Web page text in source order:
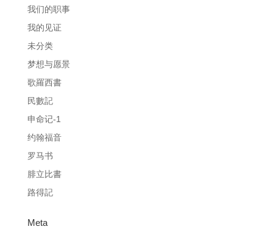
我们的职事
我的见证
未分类
梦想与愿景
歌羅西書
民數記
申命记-1
约翰福音
罗马书
腓立比書
路得記
Meta